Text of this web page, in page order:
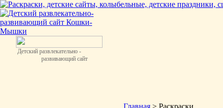
Детский развлекательно -
развивающий сайт
Главная > Раскраски